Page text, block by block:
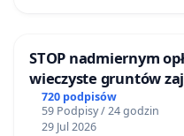
STOP nadmiernym
wieczyste gruntów
ogrody działkowe.
720 podpisów
59 Podpisy / 24 godzin
29 Jul 2026